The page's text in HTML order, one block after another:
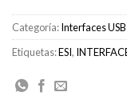
Categoría:Interfaces USB
Etiquetas:ESI,